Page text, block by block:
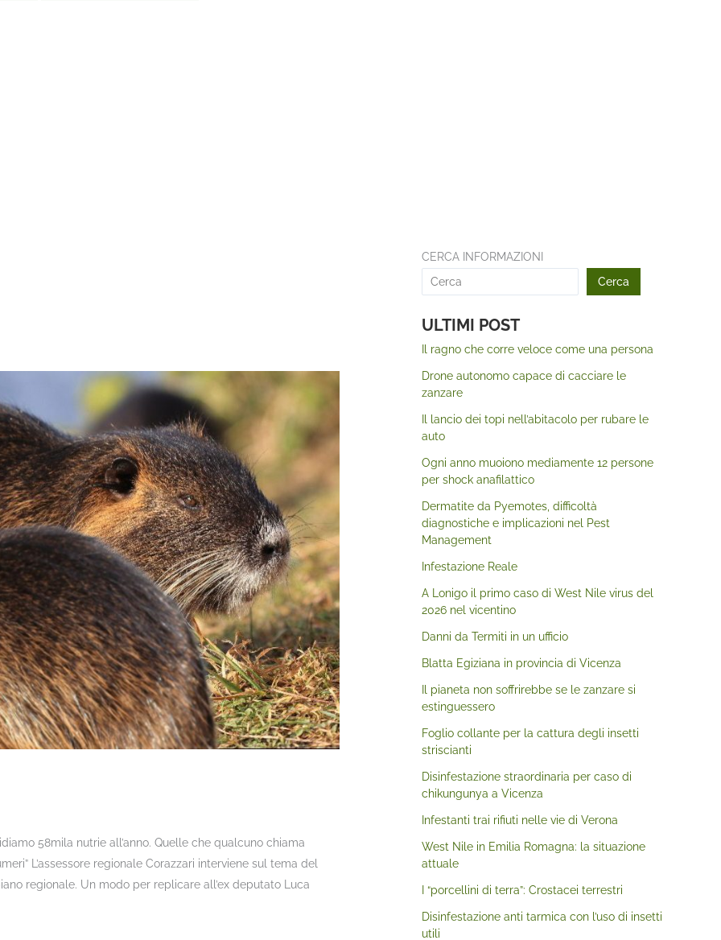
58mila nutrie all’anno. Quelle che qualcuno chiama
L’assessore regionale Corazzari interviene sul tema del
regionale. Un modo per replicare all’ex deputato Luca
CERCA INFORMAZIONI
Cerca
ULTIMI POST
Il ragno che corre veloce come una persona
Drone autonomo capace di cacciare le
zanzare
Il lancio dei topi nell’abitacolo per rubare le
auto
Ogni anno muoiono mediamente 12 persone
per shock anafilattico
Dermatite da Pyemotes, difficoltà
diagnostiche e implicazioni nel Pest
Management
Infestazione Reale
A Lonigo il primo caso di West Nile virus del
2026 nel vicentino
Danni da Termiti in un ufficio
Blatta Egiziana in provincia di Vicenza
Il pianeta non soffrirebbe se le zanzare si
estinguessero
Foglio collante per la cattura degli insetti
striscianti
Disinfestazione straordinaria per caso di
chikungunya a Vicenza
Infestanti trai rifiuti nelle vie di Verona
West Nile in Emilia Romagna: la situazione
attuale
I “porcellini di terra”: Crostacei terrestri
Disinfestazione anti tarmica con l’uso di insetti
utili